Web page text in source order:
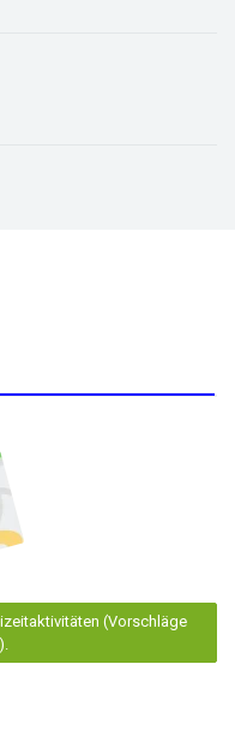
(Vorschläge